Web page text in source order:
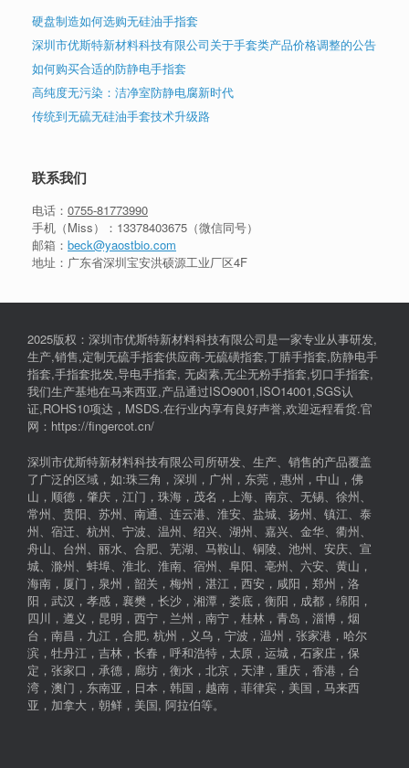
硬盘制造如何选购无硅油手指套
深圳市优斯特新材料科技有限公司关于手套类产品价格调整的公告
如何购买合适的防静电手指套
高纯度无污染：洁净室防静电腐新时代
传统到无硫无硅油手套技术升级路
联系我们
电话： 0755-81773990
手机（Miss）： 13378403675 （微信同号）
邮箱： beck@yaostbio.com
地址：广东省深圳宝安洪硕源工业厂区4F
2025版权：深圳市优斯特新材料科技有限公司是一家专业从事研发,
生产,销售,定制无硫手指套供应商-无硫磺指套,丁腈手指套,防静电手
指套,手指套批发,导电手指套, 无卤素,无尘无粉手指套,切口手指套,
我们生产基地在马来西亚,产品通过ISO9001,ISO14001,SGS认
证,ROHS10项达，MSDS.在行业内享有良好声誉,欢迎远程看货.官
网：https://fingercot.cn/
深圳市优斯特新材料科技有限公司所研发、生产、销售的产品覆盖
了广泛的区域，如:珠三角，深圳，广州，东莞，惠州，中山，佛
山，顺德，肇庆，江门，珠海，茂名，上海、南京、无锡、徐州、
常州、贵阳、苏州、南通、连云港、淮安、盐城、扬州、镇江、泰
州、宿迁、杭州、宁波、温州、绍兴、湖州、嘉兴、金华、衢州、
舟山、台州、丽水、合肥、芜湖、马鞍山、铜陵、池州、安庆、宣
城、滁州、蚌埠、淮北、淮南、宿州、阜阳、亳州、六安、黄山，
海南，厦门，泉州，韶关，梅州，湛江，西安，咸阳，郑州，洛
阳，武汉，孝感，襄樊，长沙，湘潭，娄底，衡阳，成都，绵阳，
四川，遵义，昆明，西宁，兰州，南宁，桂林，青岛，淄博，烟
台，南昌，九江，合肥, 杭州，义乌，宁波，温州，张家港，哈尔
滨，牡丹江，吉林，长春，呼和浩特，太原，运城，石家庄，保
定，张家口，承德，廊坊，衡水，北京，天津，重庆，香港，台
湾，澳门，东南亚，日本，韩国，越南，菲律宾，美国，马来西
亚，加拿大，朝鲜，美国, 阿拉伯等。